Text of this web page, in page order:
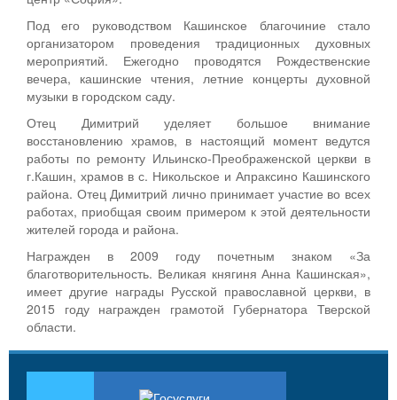
Под его руководством Кашинское благочиние стало
организатором проведения традиционных духовных
мероприятий. Ежегодно проводятся Рождественские
вечера, кашинские чтения, летние концерты духовной
музыки в городском саду.
Отец Димитрий уделяет большое внимание
восстановлению храмов, в настоящий момент ведутся
работы по ремонту Ильинско-Преображенской церкви в
г.Кашин, храмов в с. Никольское и Апраксино Кашинского
района. Отец Димитрий лично принимает участие во всех
работах, приобщая своим примером к этой деятельности
жителей города и района.
Награжден в 2009 году почетным знаком «За
благотворительность. Великая княгиня Анна Кашинская»,
имеет другие награды Русской православной церкви, в
2015 году награжден грамотой Губернатора Тверской
области.